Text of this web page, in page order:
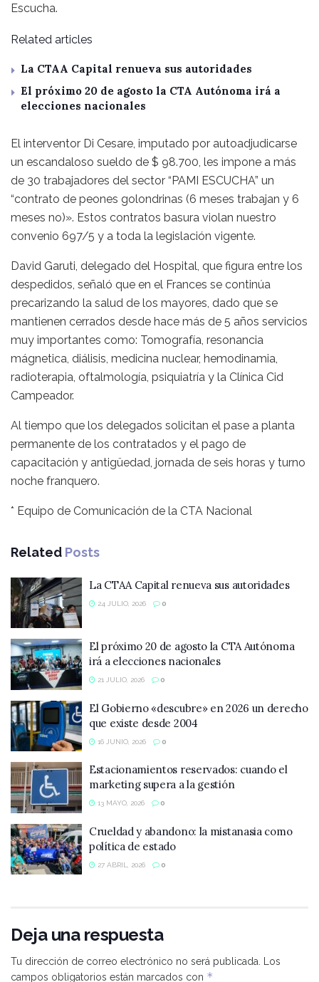
Escucha.
Related articles
La CTAA Capital renueva sus autoridades
El próximo 20 de agosto la CTA Autónoma irá a
elecciones nacionales
El interventor Di Cesare, imputado por autoadjudicarse
un escandaloso sueldo de $ 98.700, les impone a más
de 30 trabajadores del sector “PAMI ESCUCHA” un
“contrato de peones golondrinas (6 meses trabajan y 6
meses no)». Estos contratos basura violan nuestro
convenio 697/5 y a toda la legislación vigente.
David Garuti, delegado del Hospital, que figura entre los
despedidos, señaló que en el Frances se continúa
precarizando la salud de los mayores, dado que se
mantienen cerrados desde hace más de 5 años servicios
muy importantes como: Tomografía, resonancia
mágnetica, diálisis, medicina nuclear, hemodinamia,
radioterapia, oftalmología, psiquiatría y la Clínica Cid
Campeador.
Al tiempo que los delegados solicitan el pase a planta
permanente de los contratados y el pago de
capacitación y antigüedad, jornada de seis horas y turno
noche franquero.
* Equipo de Comunicación de la CTA Nacional
Related Posts
La CTAA Capital renueva sus autoridades
24 JULIO, 2026 0
El próximo 20 de agosto la CTA Autónoma
irá a elecciones nacionales
21 JULIO, 2026 0
El Gobierno «descubre» en 2026 un derecho
que existe desde 2004
16 JUNIO, 2026 0
Estacionamientos reservados: cuando el
marketing supera a la gestión
13 MAYO, 2026 0
Crueldad y abandono: la mistanasia como
política de estado
27 ABRIL, 2026 0
Deja una respuesta
Tu dirección de correo electrónico no será publicada.
Los
campos obligatorios están marcados con *